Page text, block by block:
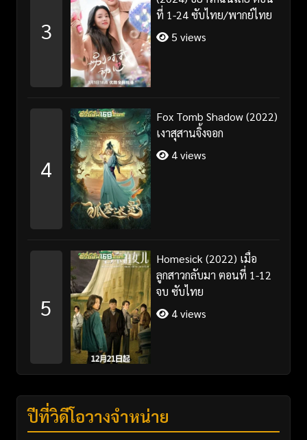
3
ที่ 1-24 ซับไทย/พากย์ไทย
5 views
4
Fox Tomb Shadow (2022)
เงาสุสานจิ้งจอก
4 views
5
Homesick (2022) เมื่อ
ลูกสาวกลับมา ตอนที่ 1-12
จบ ซับไทย
4 views
ปีที่วิดีโอวางจำหน่าย